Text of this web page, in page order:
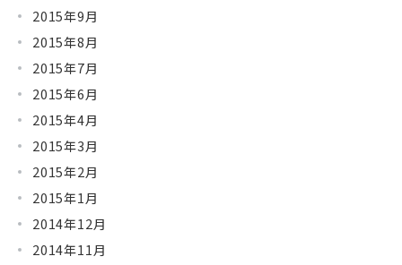
2015年9月
2015年8月
2015年7月
2015年6月
2015年4月
2015年3月
2015年2月
2015年1月
2014年12月
2014年11月